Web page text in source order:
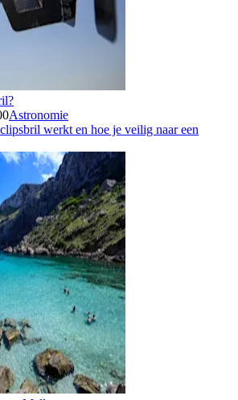
Astronomie
werkt en hoe je veilig naar een